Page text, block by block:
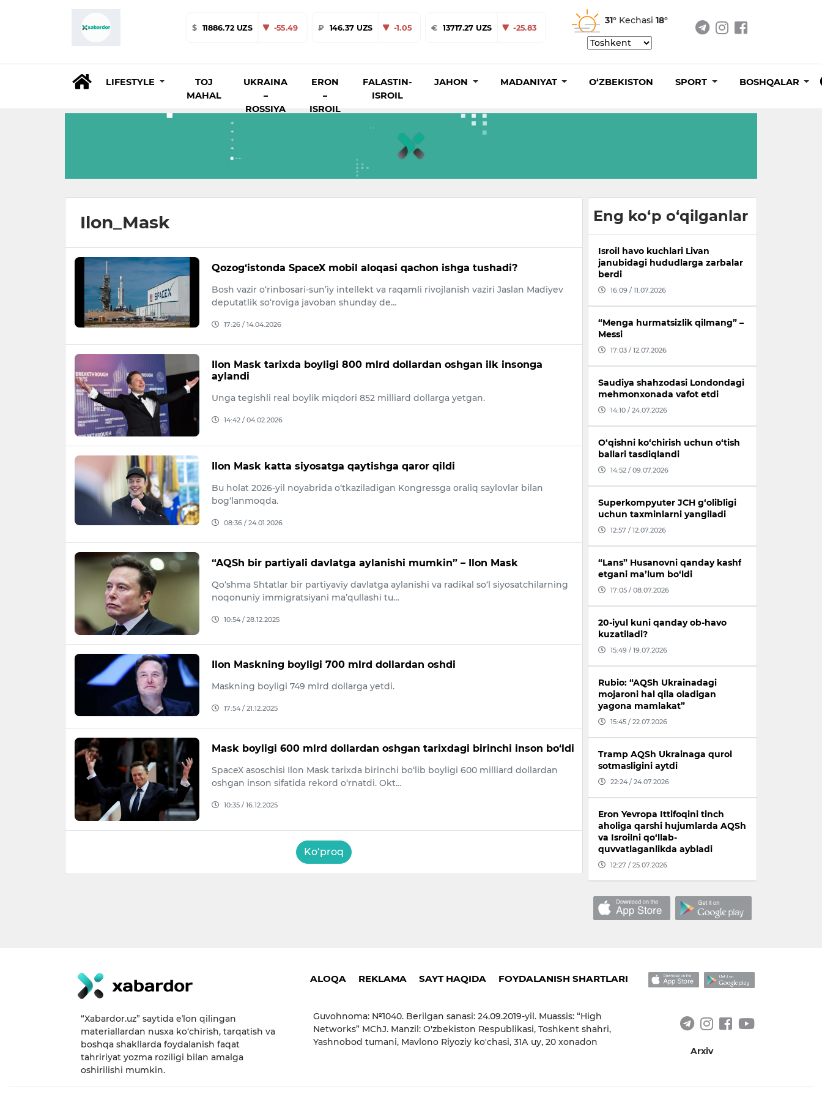
$ 11886.72 UZS -55.49 ₽ 146.37 UZS -1.05 € 13717.27 UZS -25.83
31° Kechasi 18°
LIFESTYLE
TOJ
MAHAL
UKRAINA
–
ROSSIYA
ERON
–
ISROIL
FALASTIN-
ISROIL
JAHON MADANIYAT O‘ZBEKISTON SPORT BOSHQALAR
Ilon_Mask
Qozog‘istonda SpaceX mobil aloqasi qachon ishga tushadi?
Bosh vazir o‘rinbosari-sun’iy intellekt va raqamli rivojlanish vaziri Jaslan Madiyev
deputatlik so‘roviga javoban shunday de…
17:26 / 14.04.2026
Ilon Mask tarixda boyligi 800 mlrd dollardan oshgan ilk insonga
aylandi
Unga tegishli real boylik miqdori 852 milliard dollarga yetgan.
14:42 / 04.02.2026
Ilon Mask katta siyosatga qaytishga qaror qildi
Bu holat 2026-yil noyabrida o‘tkaziladigan Kongressga oraliq saylovlar bilan
bog‘lanmoqda.
08:36 / 24.01.2026
“AQSh bir partiyali davlatga aylanishi mumkin” – Ilon Mask
Qo‘shma Shtatlar bir partiyaviy davlatga aylanishi va radikal so‘l siyosatchilarning
noqonuniy immigratsiyani ma’qullashi tu…
10:54 / 28.12.2025
Ilon Maskning boyligi 700 mlrd dollardan oshdi
Maskning boyligi 749 mlrd dollarga yetdi.
17:54 / 21.12.2025
Mask boyligi 600 mlrd dollardan oshgan tarixdagi birinchi inson bo‘ldi
SpaceX asoschisi Ilon Mask tarixda birinchi bo‘lib boyligi 600 milliard dollardan
oshgan inson sifatida rekord o‘rnatdi. Okt…
10:35 / 16.12.2025
Ko‘proq
Eng ko‘p o‘qilganlar
Isroil havo kuchlari Livan
janubidagi hududlarga zarbalar
berdi
16:09 / 11.07.2026
“Menga hurmatsizlik qilmang” –
Messi
17:03 / 12.07.2026
Saudiya shahzodasi Londondagi
mehmonxonada vafot etdi
14:10 / 24.07.2026
O‘qishni ko‘chirish uchun o‘tish
ballari tasdiqlandi
14:52 / 09.07.2026
Superkompyuter JCH g‘olibligi
uchun taxminlarni yangiladi
12:57 / 12.07.2026
“Lans” Husanovni qanday kashf
etgani ma’lum bo‘ldi
17:05 / 08.07.2026
20-iyul kuni qanday ob-havo
kuzatiladi?
15:49 / 19.07.2026
Rubio: “AQSh Ukrainadagi
mojaroni hal qila oladigan
yagona mamlakat”
15:45 / 22.07.2026
Tramp AQSh Ukrainaga qurol
sotmasligini aytdi
22:24 / 24.07.2026
Eron Yevropa Ittifoqini tinch
aholiga qarshi hujumlarda AQSh
va Isroilni qo‘llab-
quvvatlaganlikda aybladi
12:27 / 25.07.2026
“Xabardor.uz” saytida eʼlon qilingan
materiallardan nusxa ko‘chirish, tarqatish va
boshqa shakllarda foydalanish faqat
tahririyat yozma roziligi bilan amalga
oshirilishi mumkin.
ALOQA REKLAMA SAYT HAQIDA FOYDALANISH SHARTLARI
Guvohnoma: №1040. Berilgan sanasi: 24.09.2019-yil. Muassis: “High
Networks” MChJ. Manzil: O'zbekiston Respublikasi, Toshkent shahri,
Yashnobod tumani, Mavlono Riyoziy ko'chasi, 31А uy, 20 xonadon
Arxiv